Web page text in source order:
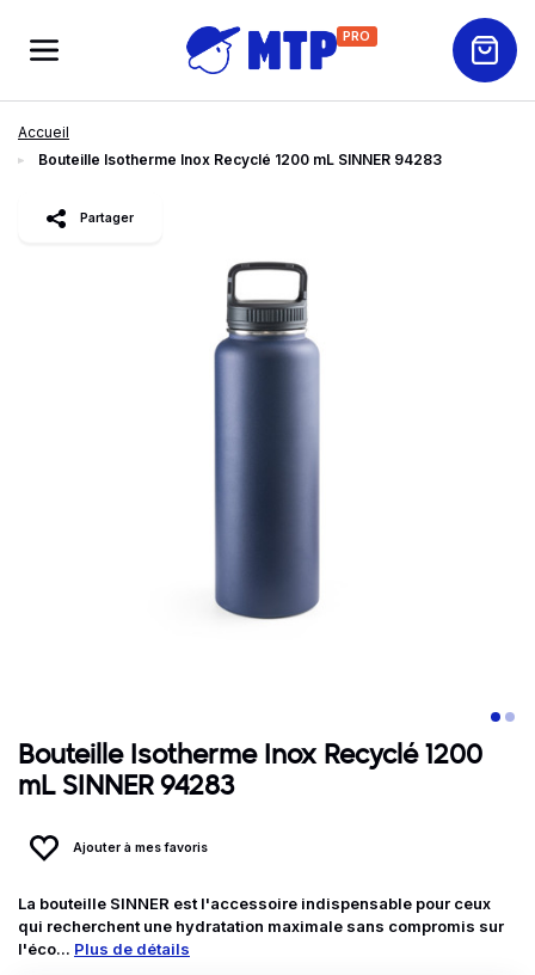
PRO
Accueil
Bouteille Isotherme Inox Recyclé 1200 mL SINNER 94283
Bouteille Isotherme Inox Recyclé 1200
mL SINNER 94283
Ajouter à mes favoris
La bouteille SINNER est l'accessoire indispensable pour ceux
qui recherchent une hydratation maximale sans compromis sur
l'éco... Plus de détails
Partager
slide1